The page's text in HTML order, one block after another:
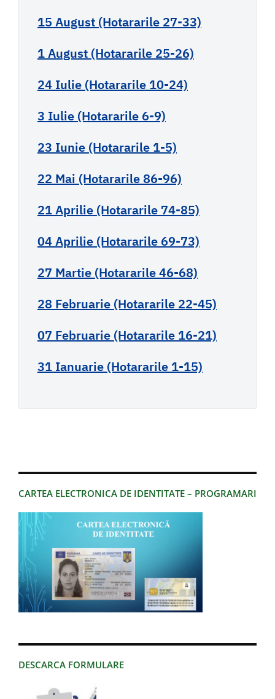
CARTEA ELECTRONICA DE IDENTITATE – PROGRAMARI
DESCARCA FORMULARE
15 August (Hotararile 27-33)
1 August (Hotararile 25-26)
24 Iulie (Hotararile 10-24)
3 Iulie (Hotararile 6-9)
23 Iunie (Hotararile 1-5)
22 Mai (Hotararile 86-96)
21 Aprilie (Hotararile 74-85)
04 Aprilie (Hotararile 69-73)
27 Martie (Hotararile 46-68)
28 Februarie (Hotararile 22-45)
07 Februarie (Hotararile 16-21)
31 Ianuarie (Hotararile 1-15)